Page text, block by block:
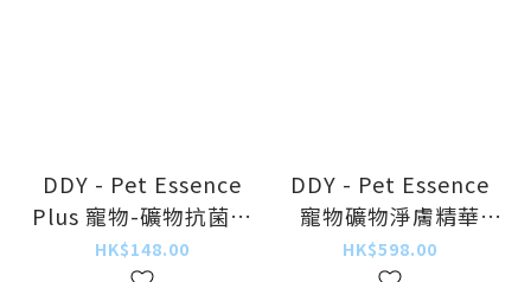
DDY - Pet Essence
Plus 寵物-礦物抗菌精
華 30ml
HK$148.00
DDY - Pet Essence
寵物礦物淨膚精華
200ml
HK$598.00